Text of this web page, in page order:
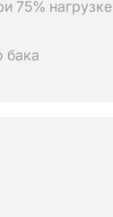
75% нагрузке
бака